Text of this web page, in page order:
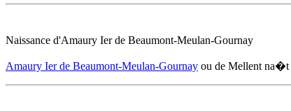
Naissance d'Amaury Ier de Beaumont-Meulan-Gournay
Amaury Ier de Beaumont-Meulan-Gournay ou de Mellent na�t